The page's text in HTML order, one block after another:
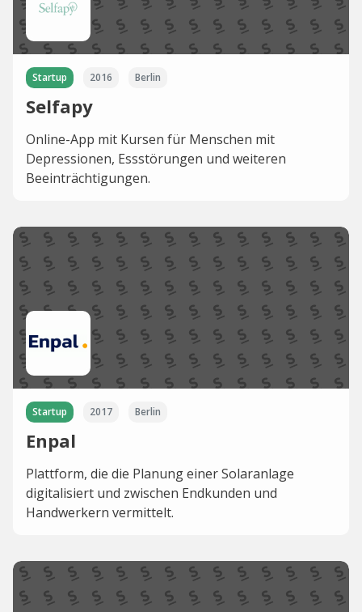
Startup 2016 Berlin
Selfapy
Online-App mit Kursen für Menschen mit
Depressionen, Essstörungen und weiteren
Beeinträchtigungen.
Startup 2017 Berlin
Enpal
Plattform, die die Planung einer Solaranlage
digitalisiert und zwischen Endkunden und
Handwerkern vermittelt.